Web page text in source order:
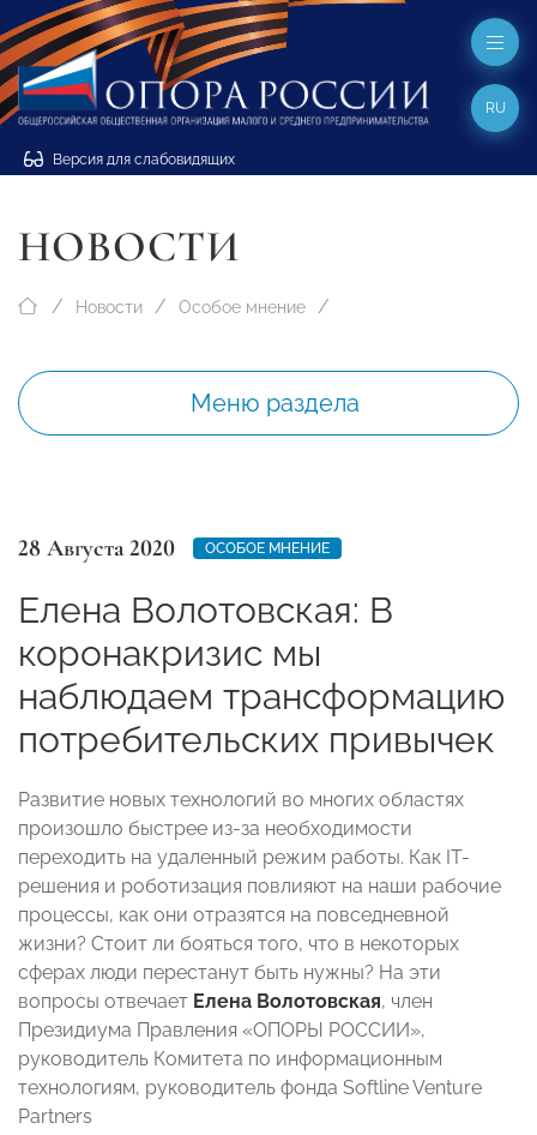
Версия для слабовидящих
RU
НОВОСТИ
Новости Особое мнение
Меню раздела
28 Августа 2020 ОСОБОЕ МНЕНИЕ
Елена Волотовская: В
коронакризис мы
наблюдаем трансформацию
потребительских привычек
Развитие новых технологий во многих областях
произошло быстрее из-за необходимости
переходить на удаленный режим работы. Как IT-
решения и роботизация повлияют на наши рабочие
процессы, как они отразятся на повседневной
жизни? Стоит ли бояться того, что в некоторых
сферах люди перестанут быть нужны? На эти
вопросы отвечает Елена Волотовская, член
Президиума Правления «ОПОРЫ РОССИИ»,
руководитель Комитета по информационным
технологиям, руководитель фонда Softline Venture
Partners